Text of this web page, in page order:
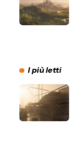
I più letti